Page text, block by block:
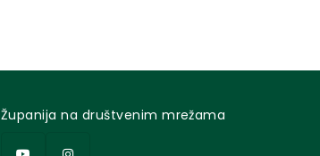
Županija na društvenim mrežama